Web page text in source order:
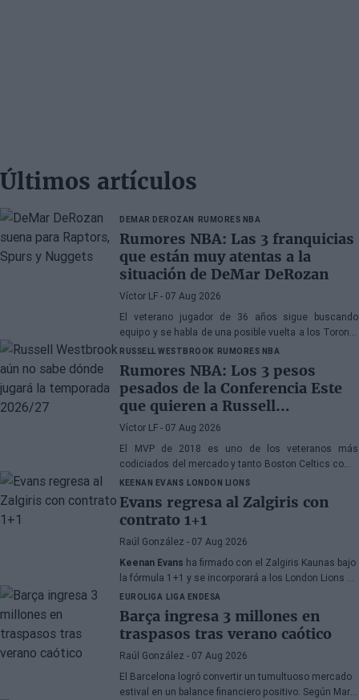
Últimos artículos
DEMAR DEROZAN RUMORES NBA
Rumores NBA: Las 3 franquicias
que están muy atentas a la
situación de DeMar DeRozan
Víctor LF - 07 Aug 2026
El veterano jugador de 36 años sigue buscando
equipo y se habla de una posible vuelta a los Toronto
Raptors o San Antonio Spurs, mientras Denver
Nuggets también forma parte de la ecuación
RUSSELL WESTBROOK RUMORES NBA
Rumores NBA: Los 3 pesos
pesados de la Conferencia Este
que quieren a Russell
Westbrook
Víctor LF - 07 Aug 2026
El MVP de 2018 es uno de los veteranos más
codiciados del mercado y tanto Boston Celtics como
Cleveland Cavaliers y Detroit Pistons estarían
interesados en hacerse con sus servicios
KEENAN EVANS LONDON LIONS
Evans regresa al Zalgiris con
contrato 1+1
Raúl González - 07 Aug 2026
Keenan Evans ha firmado con el Zalgiris Kaunas bajo
la fórmula 1+1 y se incorporará a los London Lions en
calidad de cedido durante la temporada 2026/27. El
base estadounidense continúa su proceso de
recuperación tras las lesiones sufridas en los
últimos meses.
EUROLIGA LIGA ENDESA
Barça ingresa 3 millones en
traspasos tras verano caótico
Raúl González - 07 Aug 2026
El Barcelona logró convertir un tumultuoso mercado
estival en un balance financiero positivo. Según Marc